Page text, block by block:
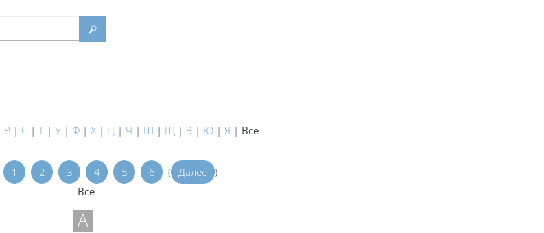
Найти
Р | С | Т | У | Ф | Х | Ц | Ч | Ш | Щ | Э | Ю | Я | Все
1 2 3 4 5 6 ( Далее )
Все
А